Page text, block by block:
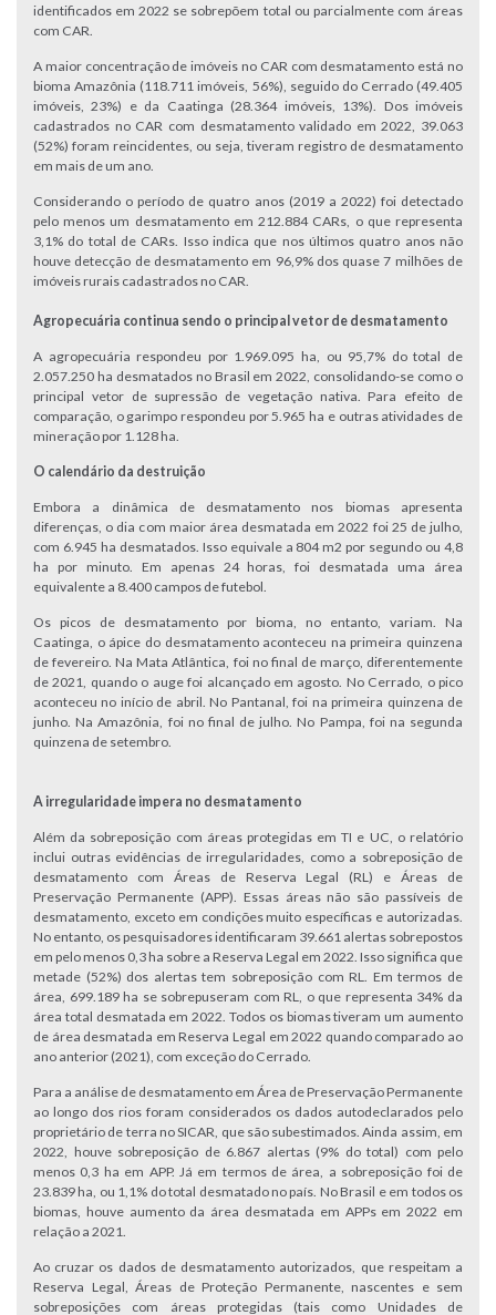
identificados em 2022 se sobrepõem total ou parcialmente com áreas
com CAR.
A maior concentração de imóveis no CAR com desmatamento está no
bioma Amazônia (118.711 imóveis, 56%), seguido do Cerrado (49.405
imóveis, 23%) e da Caatinga (28.364 imóveis, 13%). Dos imóveis
cadastrados no CAR com desmatamento validado em 2022, 39.063
(52%) foram reincidentes, ou seja, tiveram registro de desmatamento
em mais de um ano.
Considerando o período de quatro anos (2019 a 2022) foi detectado
pelo menos um desmatamento em 212.884 CARs, o que representa
3,1% do total de CARs. Isso indica que nos últimos quatro anos não
houve detecção de desmatamento em 96,9% dos quase 7 milhões de
imóveis rurais cadastrados no CAR.
Agropecuária continua sendo o principal vetor de desmatamento
A agropecuária respondeu por 1.969.095 ha, ou 95,7% do total de
2.057.250 ha desmatados no Brasil em 2022, consolidando-se como o
principal vetor de supressão de vegetação nativa. Para efeito de
comparação, o garimpo respondeu por 5.965 ha e outras atividades de
mineração por 1.128 ha.
O calendário da destruição
Embora a dinâmica de desmatamento nos biomas apresenta
diferenças, o dia com maior área desmatada em 2022 foi 25 de julho,
com 6.945 ha desmatados. Isso equivale a 804 m2 por segundo ou 4,8
ha por minuto. Em apenas 24 horas, foi desmatada uma área
equivalente a 8.400 campos de futebol.
Os picos de desmatamento por bioma, no entanto, variam. Na
Caatinga, o ápice do desmatamento aconteceu na primeira quinzena
de fevereiro. Na Mata Atlântica, foi no final de março, diferentemente
de 2021, quando o auge foi alcançado em agosto. No Cerrado, o pico
aconteceu no início de abril. No Pantanal, foi na primeira quinzena de
junho. Na Amazônia, foi no final de julho. No Pampa, foi na segunda
quinzena de setembro.
A irregularidade impera no desmatamento
Além da sobreposição com áreas protegidas em TI e UC, o relatório
inclui outras evidências de irregularidades, como a sobreposição de
desmatamento com Áreas de Reserva Legal (RL) e Áreas de
Preservação Permanente (APP). Essas áreas não são passíveis de
desmatamento, exceto em condições muito específicas e autorizadas.
No entanto, os pesquisadores identificaram 39.661 alertas sobrepostos
em pelo menos 0,3 ha sobre a Reserva Legal em 2022. Isso significa que
metade (52%) dos alertas tem sobreposição com RL. Em termos de
área, 699.189 ha se sobrepuseram com RL, o que representa 34% da
área total desmatada em 2022. Todos os biomas tiveram um aumento
de área desmatada em Reserva Legal em 2022 quando comparado ao
ano anterior (2021), com exceção do Cerrado.
Para a análise de desmatamento em Área de Preservação Permanente
ao longo dos rios foram considerados os dados autodeclarados pelo
proprietário de terra no SICAR, que são subestimados. Ainda assim, em
2022, houve sobreposição de 6.867 alertas (9% do total) com pelo
menos 0,3 ha em APP. Já em termos de área, a sobreposição foi de
23.839 ha, ou 1,1% do total desmatado no país. No Brasil e em todos os
biomas, houve aumento da área desmatada em APPs em 2022 em
relação a 2021.
Ao cruzar os dados de desmatamento autorizados, que respeitam a
Reserva Legal, Áreas de Proteção Permanente, nascentes e sem
sobreposições com áreas protegidas (tais como Unidades de